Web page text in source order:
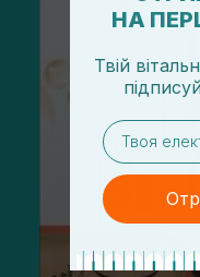
НА
Твій
email